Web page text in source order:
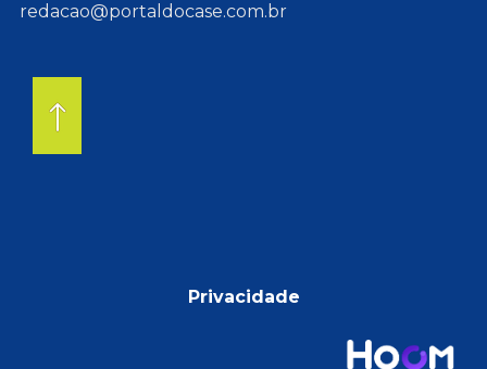
redacao@portaldocase.com.br
Privacidade